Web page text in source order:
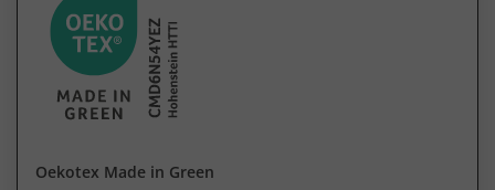
Oekotex Made in Green